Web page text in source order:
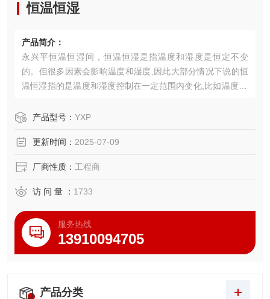
恒温恒湿
产品简介：
永兴平恒温恒湿间，恒温恒湿是指温度和湿度是恒定不变
的。但很多因素会影响温度和湿度,因此大部分情况下说的恒
温恒湿指的是温度和湿度控制在一定范围内变化,比如温度20
改造房间，达到恒温恒湿效果。
产品型号： YXP
更新时间： 2025-07-09
厂商性质： 工程商
访 问 量 ： 1733
服务热线
13910094705
产品分类